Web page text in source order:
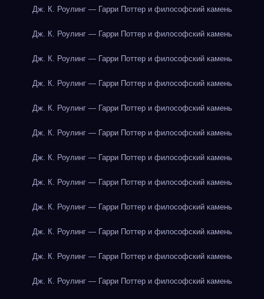
Дж. К. Роулинг — Гарри Поттер и философский камень
Дж. К. Роулинг — Гарри Поттер и философский камень
Дж. К. Роулинг — Гарри Поттер и философский камень
Дж. К. Роулинг — Гарри Поттер и философский камень
Дж. К. Роулинг — Гарри Поттер и философский камень
Дж. К. Роулинг — Гарри Поттер и философский камень
Дж. К. Роулинг — Гарри Поттер и философский камень
Дж. К. Роулинг — Гарри Поттер и философский камень
Дж. К. Роулинг — Гарри Поттер и философский камень
Дж. К. Роулинг — Гарри Поттер и философский камень
Дж. К. Роулинг — Гарри Поттер и философский камень
Дж. К. Роулинг — Гарри Поттер и философский камень